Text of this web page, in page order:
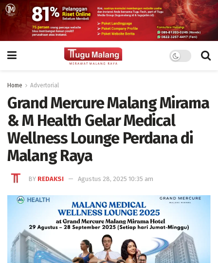
Home Advertorial
Grand Mercure Malang Mirama
& M Health Gelar Medical
Wellness Lounge Perdana di
Malang Raya
BY REDAKSI Agustus 28, 2025 10:35 am